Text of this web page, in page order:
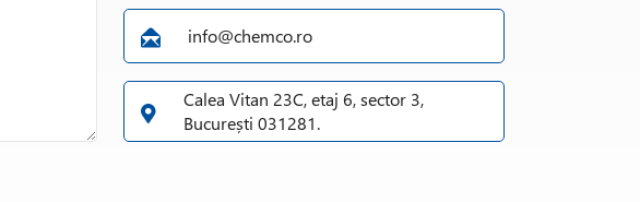
info@chemco.ro
Calea Vitan 23C, etaj 6, sector 3,
București 031281.